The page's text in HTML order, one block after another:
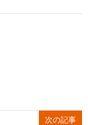
次の記事